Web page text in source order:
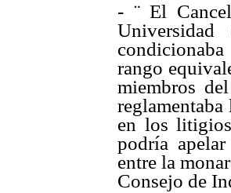
- ¨ El
rango
miembros
en los
podría
entre la
Consejo de